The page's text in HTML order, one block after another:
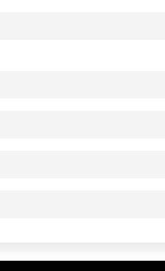
oignon grillé¹ 1,8%, extrait de levure,